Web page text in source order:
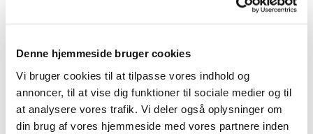
Denne hjemmeside bruger cookies
Vi bruger cookies til at tilpasse vores indhold og
annoncer, til at vise dig funktioner til sociale medier og til
at analysere vores trafik. Vi deler også oplysninger om
din brug af vores hjemmeside med vores partnere inden
Du vil måske også kunne